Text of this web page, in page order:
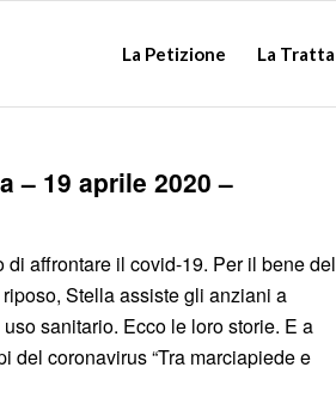
La Petizione La Tratta
– 19 aprile 2020 –
affrontare il covid-19. Per il bene del
Stella assiste gli anziani a
sanitario. Ecco le loro storie. E a
del coronavirus “Tra marciapiede e